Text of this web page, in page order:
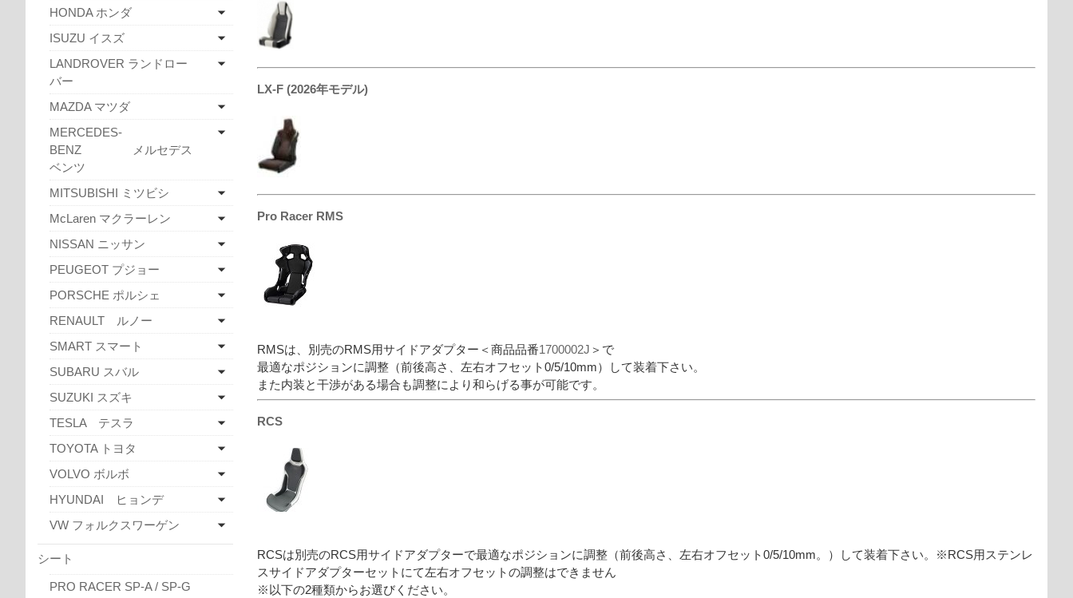
LX-F (2026年モデル)
Pro Racer RMS
RMSは、別売のRMS用サイドアダプター＜商品品番1700002J ＞で
最適なポジションに調整（前後高さ、左右オフセット0/5/10mm）して装着下さい。
また内装と干渉がある場合も調整により和らげる事が可能です。
RCS
RCSは別売のRCS用サイドアダプターで最適なポジションに調整（前後高さ、左右オフセット0/5/10mm。）して装着下さい。※RCS用ステンレ
スサイドアダプターセットにて左右オフセットの調整はできません
※以下の2種類からお選びください。
HONDA ホンダ
ISUZU イスズ
LANDROVER ランドロー
バー
MAZDA マツダ
MERCEDES-
BENZ メルセデス
ベンツ
MITSUBISHI ミツビシ
McLaren マクラーレン
NISSAN ニッサン
PEUGEOT プジョー
PORSCHE ポルシェ
RENAULT ルノー
SMART スマート
SUBARU スバル
SUZUKI スズキ
TESLA テスラ
TOYOTA トヨタ
VOLVO ボルボ
HYUNDAI ヒョンデ
VW フォルクスワーゲン
シート
PRO RACER SP-A / SP-G